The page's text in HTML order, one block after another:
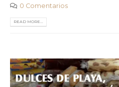
0 Comentarios
READ MORE...